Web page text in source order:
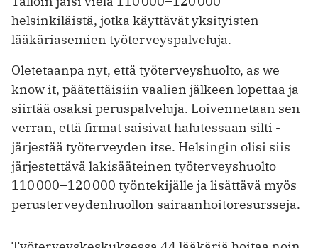
helsinkiläistä, jotka käyttävät yksityisten
lääkäriasemien työterveyspalveluja.
Oletetaanpa nyt, että työterveyshuolto, as we
know it, päätettäisiin vaalien jälkeen lopettaa ja
siirtää osaksi peruspalveluja. Loivennetaan sen
verran, että firmat saisivat halutessaan silti ­
järjestää työterveyden itse. Helsingin olisi siis
järjes­tettävä lakisääteinen työterveyshuolto
110 000–120 000 työntekijälle ja lisättävä myös
peruster­veydenhuollon sairaanhoitoresursseja.